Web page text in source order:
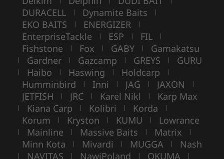
DURACELL | Dynamite Baits |
EKO BAITS | ENERGIZER |
EnterpriseTackle | ESP | FIL |
Fishstone | Fox | GABY | Gamakatsu
| Gardner | Gazcamp | GREYS | GURU
| Haibo | Haswing | Holdcarp |
Humminbird | Inni | JAG | JAXON |
JETFISH | JRC | Karel Nikl | Karp Max
| Kiana Carp | Kolibri | Korda |
Korum | Kryston | KUMU | Lowrance
| Mainline | Massive Baits | Matrix |
Minn Kota | Mivardi | MUGGA | Nash
| NAVITAS | NawiPoland | OKUMA |